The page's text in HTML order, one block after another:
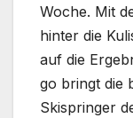
Woche. Mit
hinter die
auf die
go bringt die
Skispringer